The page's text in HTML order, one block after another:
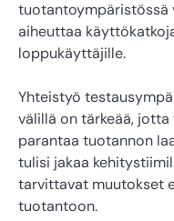
tuotantoympäristössä
aiheuttaa
loppukäyttäjille.
Yhteistyö
välillä on tärkeää,
parantaa tuotannon
tulisi jakaa
tarvittavat muutokset
tuotantoon.